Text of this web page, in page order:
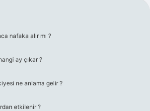
nafaka alır mı ?
ay çıkar ?
ne anlama gelir ?
etkilenir ?